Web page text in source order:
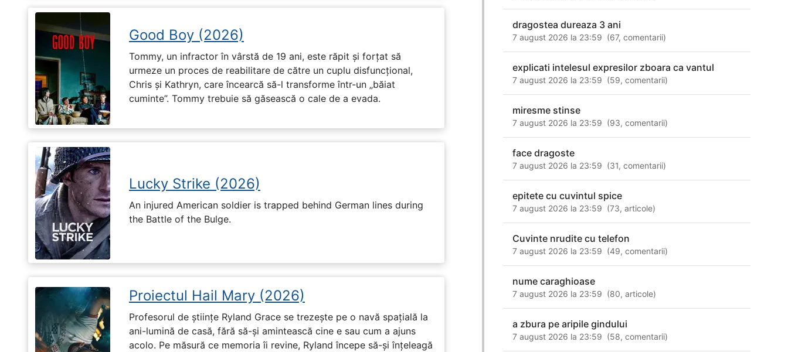
Good Boy (2026)
Tommy, un infractor în vârstă de 19 ani, este răpit și forțat să
urmeze un proces de reabilitare de către un cuplu disfuncțional,
Chris și Kathryn, care încearcă să-l transforme într-un „băiat
cuminte”. Tommy trebuie să găsească o cale de a evada.
Lucky Strike (2026)
An injured American soldier is trapped behind German lines during
the Battle of the Bulge.
Proiectul Hail Mary (2026)
Profesorul de științe Ryland Grace se trezește pe o navă spațială la
ani-lumină de casă, fără să-și amintească cine e sau cum a ajuns
acolo. Pe măsură ce memoria îi revine, Ryland începe să-și înțeleagă
dragostea dureaza 3 ani
7 august 2026 la 23:59 (67,comentarii)
explicati intelesul expresilor zboara ca vantul
7 august 2026 la 23:59 (59,comentarii)
miresme stinse
7 august 2026 la 23:59 (93,comentarii)
face dragoste
7 august 2026 la 23:59 (31,comentarii)
epitete cu cuvintul spice
7 august 2026 la 23:59 (73,articole)
Cuvinte nrudite cu telefon
7 august 2026 la 23:59 (49,comentarii)
nume caraghioase
7 august 2026 la 23:59 (80,articole)
a zbura pe aripile gindului
7 august 2026 la 23:59 (58,comentarii)